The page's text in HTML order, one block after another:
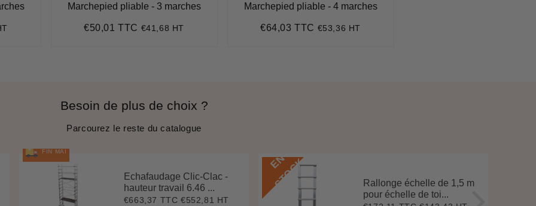
Marchepied pliable - 3 marches
Prix
€50,01 TTC €50,01
€41,68 HT
Marchepied pliable - 4 marches
Prix
€64,03 TTC €64,03
€53,36 HT
Besoin de plus de choix ?
Parcourez le reste du catalogue
FIN MAI
Echafaudage Clic-Clac -
hauteur travail 6.46 ...
Prix
€663,37 TTC €663,37
€552,81 HT
E
N
S
T
O
C
K
Rallonge échelle de 1,5 m
pour échelle de toi...